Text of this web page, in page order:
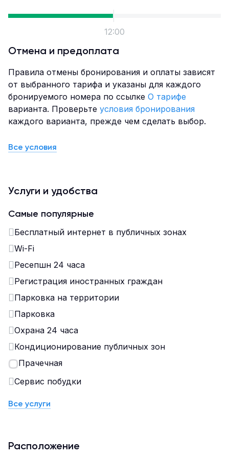
предлагает бесплатную парковку для своих
Не забудьте посетить "Золотой дракон" в
Благовещенске при планировании вашего
можете ознакомиться с ценами и фотографиями
номеров.
Гостиница "Золотой дракон" в Благовещенске
- это идеальное место для отдыха.
Расположенный в самом сердце Амурской
множество возможностей для отдыха и
драконе".
12:00
Отмена и предоплата
Правила отмены бронирования и оплаты зависят
от выбранного тарифа и указаны для каждого
бронируемого номера по ссылке О тарифе
варианта. Проверьте условия бронирования
каждого варианта, прежде чем сделать выбор.
Все условия
Услуги и удобства
Самые популярные
Бесплатный интернет в публичных зонах
Wi-Fi
Ресепшн 24 часа
Регистрация иностранных граждан
Парковка на территории
Парковка
Охрана 24 часа
Кондиционирование публичных зон
Прачечная
Сервис побудки
Все услуги
Расположение